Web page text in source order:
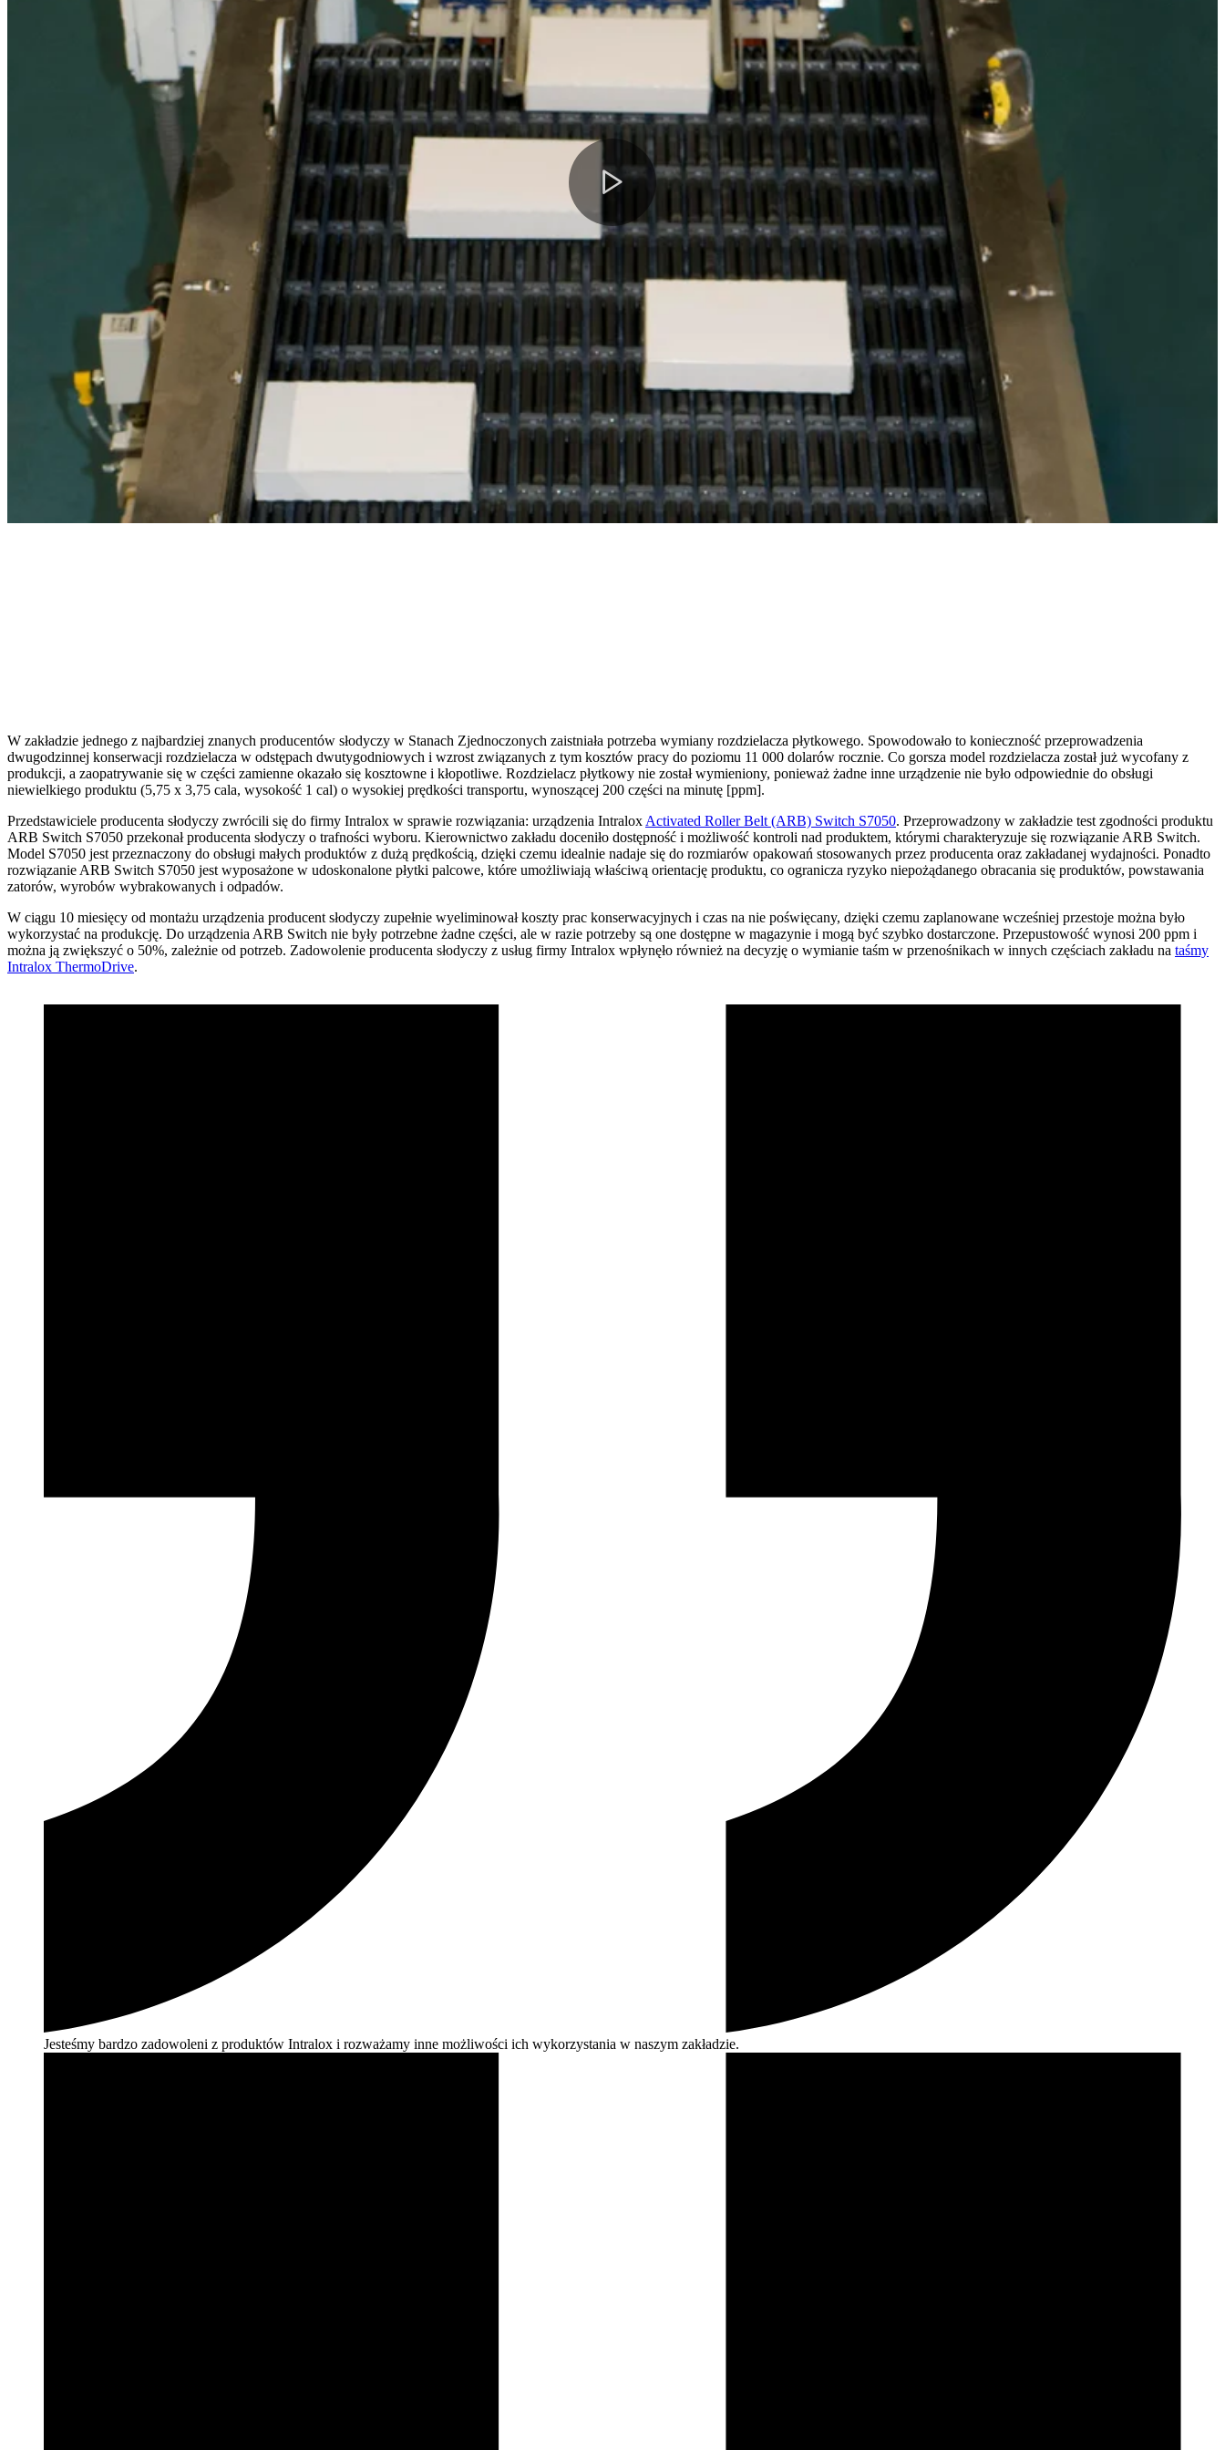
W zakładzie jednego z najbardziej znanych producentów słodyczy w Stanach Zjednoczonych zaistniała potrzeba wymiany rozdzielacza płytkowego. Spowodowało to konieczność przeprowadzenia
dwugodzinnej konserwacji rozdzielacza w odstępach dwutygodniowych i wzrost związanych z tym kosztów pracy do poziomu 11 000 dolarów rocznie. Co gorsza model rozdzielacza został już wycofany z
produkcji, a zaopatrywanie się w części zamienne okazało się kosztowne i kłopotliwe. Rozdzielacz płytkowy nie został wymieniony, ponieważ żadne inne urządzenie nie było odpowiednie do obsługi
niewielkiego produktu (5,75 x 3,75 cala, wysokość 1 cal) o wysokiej prędkości transportu, wynoszącej 200 części na minutę [ppm].
Przedstawiciele producenta słodyczy zwrócili się do firmy Intralox w sprawie rozwiązania: urządzenia Intralox Activated Roller Belt (ARB) Switch S7050. Przeprowadzony w zakładzie test zgodności produktu
ARB Switch S7050 przekonał producenta słodyczy o trafności wyboru. Kierownictwo zakładu doceniło dostępność i możliwość kontroli nad produktem, którymi charakteryzuje się rozwiązanie ARB Switch.
Model S7050 jest przeznaczony do obsługi małych produktów z dużą prędkością, dzięki czemu idealnie nadaje się do rozmiarów opakowań stosowanych przez producenta oraz zakładanej wydajności. Ponadto
rozwiązanie ARB Switch S7050 jest wyposażone w udoskonalone płytki palcowe, które umożliwiają właściwą orientację produktu, co ogranicza ryzyko niepożądanego obracania się produktów, powstawania
zatorów, wyrobów wybrakowanych i odpadów.
W ciągu 10 miesięcy od montażu urządzenia producent słodyczy zupełnie wyeliminował koszty prac konserwacyjnych i czas na nie poświęcany, dzięki czemu zaplanowane wcześniej przestoje można było
wykorzystać na produkcję. Do urządzenia ARB Switch nie były potrzebne żadne części, ale w razie potrzeby są one dostępne w magazynie i mogą być szybko dostarczone. Przepustowość wynosi 200 ppm i
można ją zwiększyć o 50%, zależnie od potrzeb. Zadowolenie producenta słodyczy z usług firmy Intralox wpłynęło również na decyzję o wymianie taśm w przenośnikach w innych częściach zakładu na taśmy
Intralox ThermoDrive.
Jesteśmy bardzo zadowoleni z produktów Intralox i rozważamy inne możliwości ich wykorzystania w naszym zakładzie.